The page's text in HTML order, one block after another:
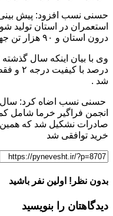
حسنی نسب افزود:
درون استان و ۹۰ هزار تن جهت صادرات خریداری شود.
شد .
حسنی نسب اضاه کرد: سال
انجمن فراگیر خرما شامل
صادرات نشکیل شد که همین
خرید توافقی شد
بدون نظر! اولین نفر باشید
دیدگاهتان را بنویسید